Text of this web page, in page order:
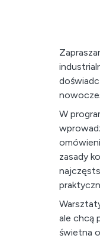
W
zasady
ale chcą
świetna